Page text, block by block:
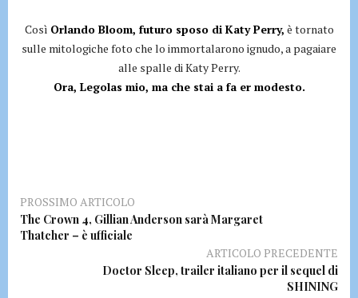
Così Orlando Bloom, futuro sposo di Katy Perry, è tornato
sulle mitologiche foto che lo immortalarono ignudo, a pagaiare
alle spalle di Katy Perry.
Ora, Legolas mio, ma che stai a fa er modesto.
PROSSIMO ARTICOLO
The Crown 4, Gillian Anderson sarà Margaret
Thatcher – è ufficiale
ARTICOLO PRECEDENTE
Doctor Sleep, trailer italiano per il sequel di
SHINING